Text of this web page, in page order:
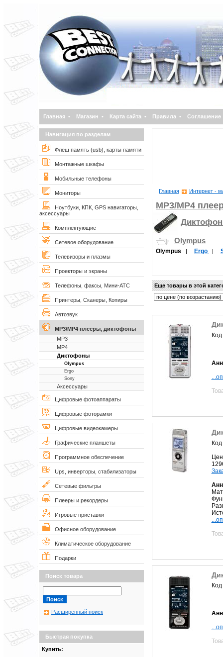
Главная • Магазин • Карта сайта • Правила • Соглашение
Навигация по разделам
Флеш память (usb), карты памяти
Монтажные шкафы
Мобильные телефоны
Мониторы
Ноутбуки, КПК, GPS навигаторы,
аксессуары
Комплектующие
Сетевое оборудование
Телевизоры и плазмы
Проекторы и экраны
Телефоны, факсы, Мини-АТС
Принтеры, Сканеры, Копиры
Автозвук
MP3/MP4 плееры, диктофоны
MP3
MP4
Диктофоны
Olympus
Ergo
Sony
Аксессуары
Цифровые фотоаппараты
Цифровые фоторамки
Цифровые видеокамеры
Графические планшеты
Программное обеспечение
Ups, инверторы, стабилизаторы
Сетевые фильтры
Плееры и рекордеры
Игровые приставки
Офисное оборудование
Климатическое оборудование
Подарки
Поиск товара
Расширенный поиск
Быстрая покупка
Купить:
Главная Интернет -
MP3/MP4
Olympus
Olympus | Ergo |
Еще товары в этой